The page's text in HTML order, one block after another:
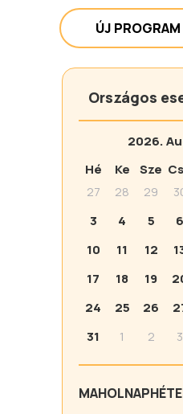
ÚJ
Országos
2026.
Hé
Ke Sze
27
28 29
3
4 5 6
10
11 12
17
18 19
24
25 26
31
1 2 3
MAHOLNAP